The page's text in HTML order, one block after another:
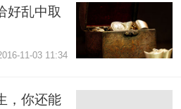
好乱中取
11-03 11:34
，你还能